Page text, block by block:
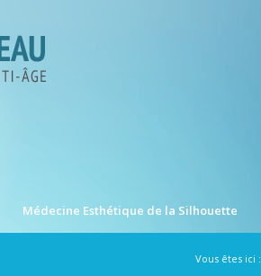
Médecine Esthétique de la Silhouette
Vous êtes ici :